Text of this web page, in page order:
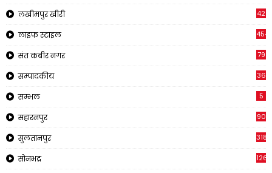
लखीमपुर खीरी 42
लाइफ स्टाइल 454
संत कबीर नगर 79
सम्पादकीय 36
सम्भल 5
सहारनपुर 90
सुलतानपुर 318
सोनभद्र 1266